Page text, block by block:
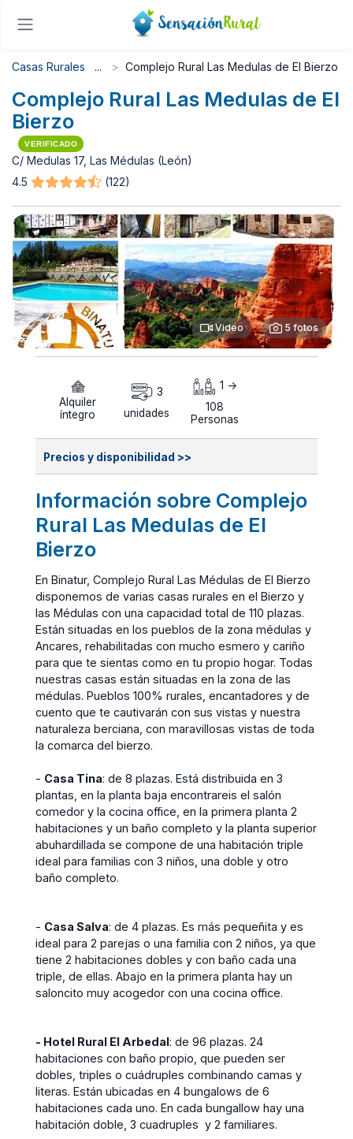
Casas Rurales Complejo Rural Las Medulas de El Bierzo
Complejo Rural Las Medulas de El
Bierzo
VERIFICADO
C/ Medulas 17, Las Médulas (León)
4.5
(122)
Video 5 fotos
Alquiler
íntegro
3
unidades
1 ->
108
Personas
Precios y disponibilidad >>
Información sobre Complejo
Rural Las Medulas de El
Bierzo
En Binatur, Complejo Rural Las Médulas de El Bierzo
disponemos de varias casas rurales en el Bierzo y
las Médulas con una capacidad total de 110 plazas.
Están situadas en los pueblos de la zona médulas y
Ancares, rehabilitadas con mucho esmero y cariño
para que te sientas como en tu propio hogar. Todas
nuestras casas están situadas en la zona de las
médulas. Pueblos 100% rurales, encantadores y de
cuento que te cautivarán con sus vistas y nuestra
naturaleza berciana, con maravillosas vistas de toda
la comarca del bierzo.
- Casa Tina: de 8 plazas. Está distribuida en 3
plantas, en la planta baja encontrareis el salón
comedor y la cocina office, en la primera planta 2
habitaciones y un baño completo y la planta superior
abuhardillada se compone de una habitación triple
ideal para familias con 3 niños, una doble y otro
baño completo.
- Casa Salva: de 4 plazas. Es más pequeñita y es
ideal para 2 parejas o una familia con 2 niños, ya que
tiene 2 habitaciones dobles y con baño cada una
triple, de ellas. Abajo en la primera planta hay un
saloncito muy acogedor con una cocina office.
- Hotel Rural El Arbedal: de 96 plazas. 24
habitaciones con baño propio, que pueden ser
dobles, triples o cuádruples combinando camas y
literas. Están ubicadas en 4 bungalows de 6
habitaciones cada uno. En cada bungallow hay una
habitación doble, 3 cuadruples y 2 familiares.